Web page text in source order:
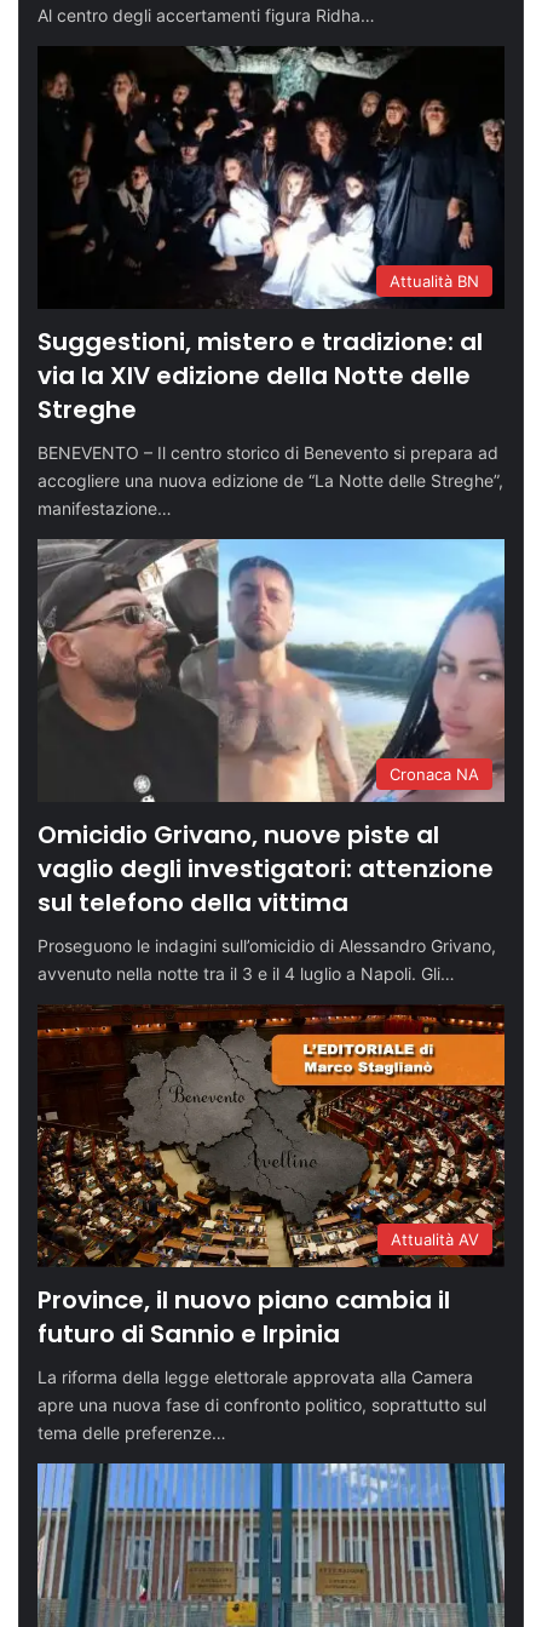
Al centro degli accertamenti figura Ridha…
Attualità BN
Suggestioni, mistero e tradizione: al
via la XIV edizione della Notte delle
Streghe
BENEVENTO – Il centro storico di Benevento si prepara ad
accogliere una nuova edizione de “La Notte delle Streghe”,
manifestazione…
Cronaca NA
Omicidio Grivano, nuove piste al
vaglio degli investigatori: attenzione
sul telefono della vittima
Proseguono le indagini sull’omicidio di Alessandro Grivano,
avvenuto nella notte tra il 3 e il 4 luglio a Napoli. Gli…
Attualità AV
Province, il nuovo piano cambia il
futuro di Sannio e Irpinia
La riforma della legge elettorale approvata alla Camera
apre una nuova fase di confronto politico, soprattutto sul
tema delle preferenze…